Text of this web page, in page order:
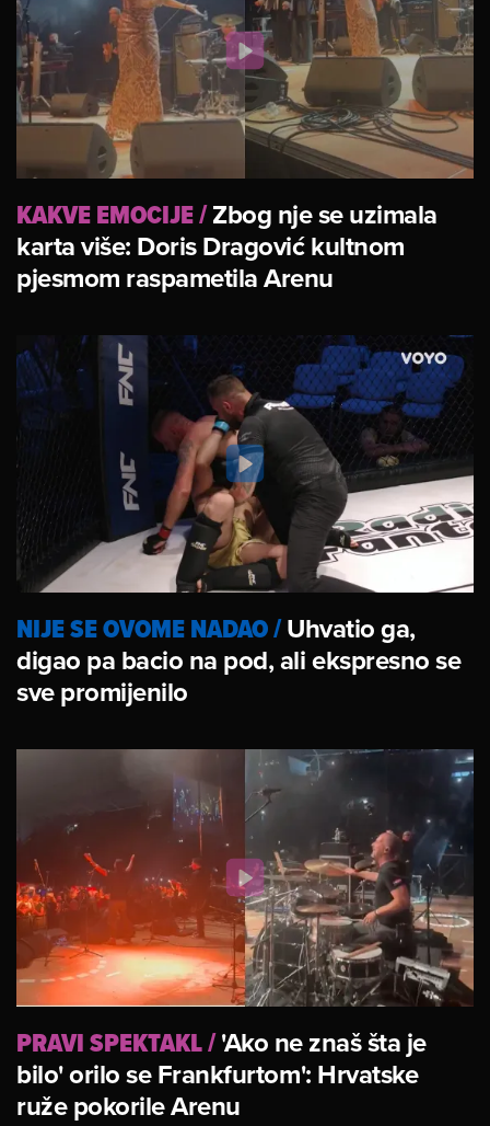
KAKVE EMOCIJE/Zbog nje se uzimala
karta više: Doris Dragović kultnom
pjesmom raspametila Arenu
NIJE SE OVOME NADAO/Uhvatio ga,
digao pa bacio na pod, ali ekspresno se
sve promijenilo
PRAVI SPEKTAKL/'Ako ne znaš šta je
bilo' orilo se Frankfurtom': Hrvatske
ruže pokorile Arenu